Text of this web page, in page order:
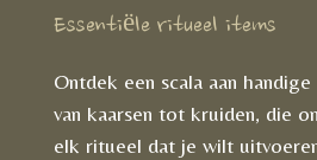
Essentiële ritueel items
Ontdek een scala aan
van kaarsen tot kruiden, die
elk ritueel dat je wilt